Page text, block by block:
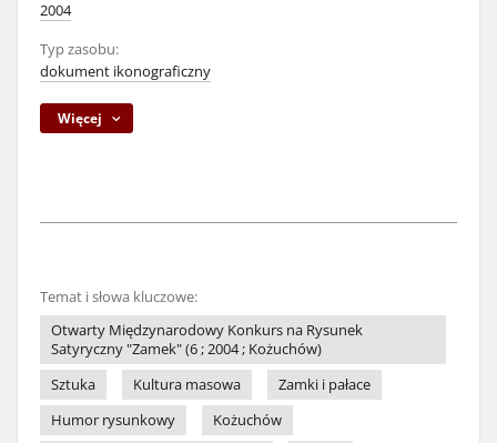
2004
Typ zasobu:
dokument ikonograficzny
Więcej
Temat i słowa kluczowe:
Otwarty Międzynarodowy Konkurs na Rysunek
Satyryczny "Zamek" (6 ; 2004 ; Kożuchów)
Sztuka
Kultura masowa
Zamki i pałace
Humor rysunkowy
Kożuchów